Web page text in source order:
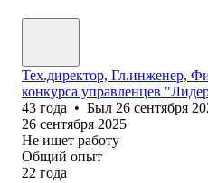
Тех.директор, Гл.инженер,
конкурса управленцев
43 года • Был 26 сентября
26 сентября 2025
Не ищет работу
Общий опыт
22 года